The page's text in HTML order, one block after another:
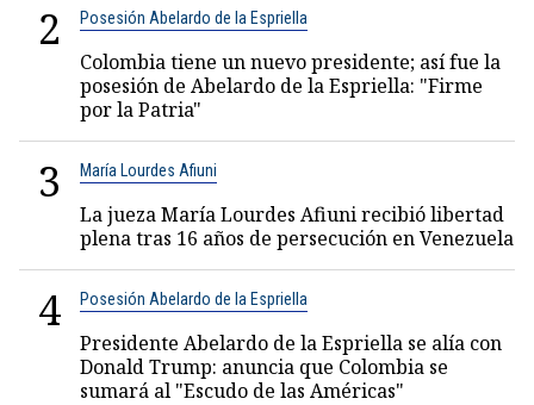
2 Posesión Abelardo de la Espriella
Colombia tiene un nuevo presidente; así fue la
posesión de Abelardo de la Espriella: "Firme
por la Patria"
3 María Lourdes Afiuni
La jueza María Lourdes Afiuni recibió libertad
plena tras 16 años de persecución en Venezuela
4 Posesión Abelardo de la Espriella
Presidente Abelardo de la Espriella se alía con
Donald Trump: anuncia que Colombia se
sumará al "Escudo de las Américas"